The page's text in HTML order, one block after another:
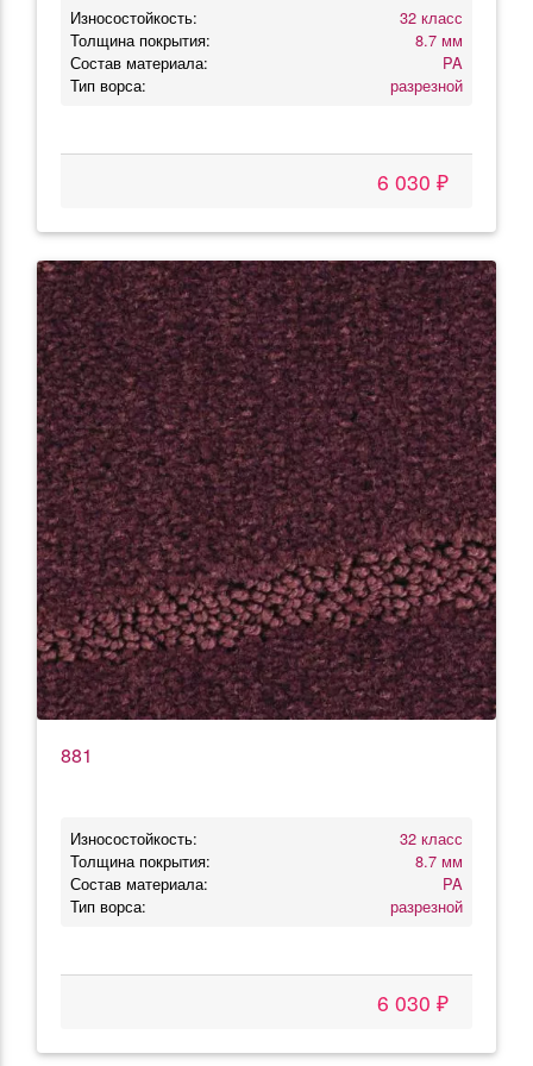
Износостойкость:
32 класс
Толщина покрытия:
8.7 мм
Состав материала:
PA
Тип ворса:
разрезной
6 030 ₽
881
Износостойкость:
32 класс
Толщина покрытия:
8.7 мм
Состав материала:
PA
Тип ворса:
разрезной
6 030 ₽